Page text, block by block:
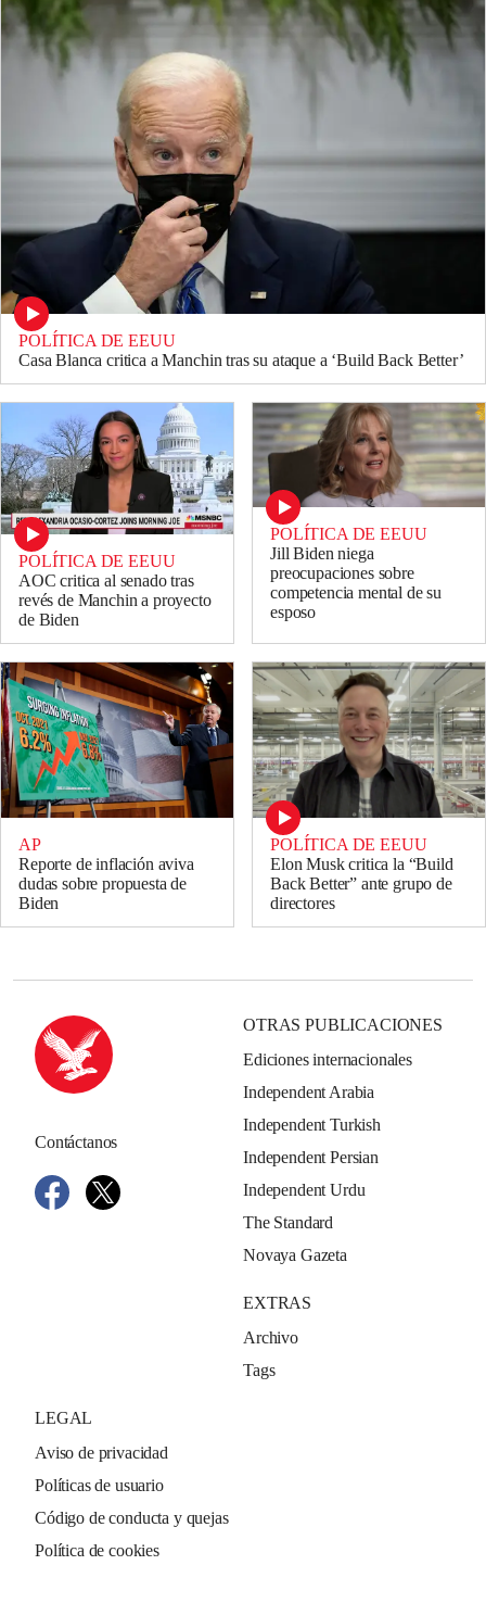
POLÍTICA DE EEUU
Casa Blanca critica a Manchin tras su ataque a ‘Build Back Better’
POLÍTICA DE EEUU
AOC critica al senado tras
revés de Manchin a proyecto
de Biden
POLÍTICA DE EEUU
Jill Biden niega
preocupaciones sobre
competencia mental de su
esposo
AP
Reporte de inflación aviva
dudas sobre propuesta de
Biden
POLÍTICA DE EEUU
Elon Musk critica la “Build
Back Better” ante grupo de
directores
Contáctanos
OTRAS PUBLICACIONES
Ediciones internacionales
Independent Arabia
Independent Turkish
Independent Persian
Independent Urdu
The Standard
Novaya Gazeta
EXTRAS
Archivo
Tags
LEGAL
Aviso de privacidad
Políticas de usuario
Código de conducta y quejas
Política de cookies